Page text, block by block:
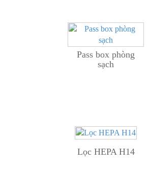
Pass box phòng
sạch
Lọc HEPA H14